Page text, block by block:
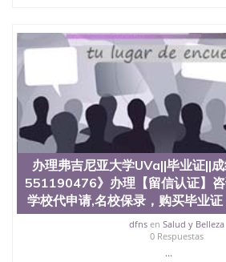
办理弗吉尼亚大学UVa||毕业证||
551190476》办理【留信认证】
学校代申请,名校保录，购买毕业
dfnsen Salud y Belleza
0 Respuestas
...